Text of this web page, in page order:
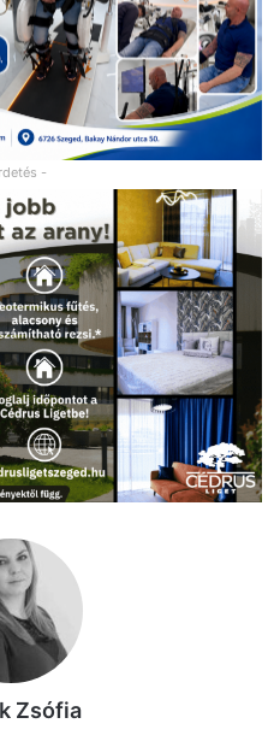
-
Zsófia